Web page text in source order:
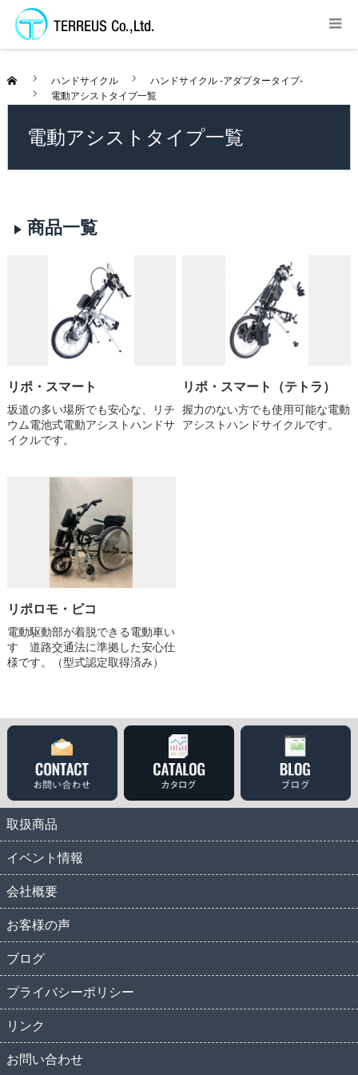
ハンドサイクル
ハンドサイクル -アダプタータイプ-
電動アシストタイプ一覧
電動アシストタイプ一覧
商品一覧
リポ・スマート
坂道の多い場所でも安心な、リチ
ウム電池式電動アシストハンドサ
イクルです。
リポ・スマート（テトラ）
握力のない方でも使用可能な電動
アシストハンドサイクルです。
リポロモ・ピコ
電動駆動部が着脱できる電動車い
す 道路交通法に準拠した安心仕
様です。（型式認定取得済み）
取扱商品
イベント情報
会社概要
お客様の声
ブログ
プライバシーポリシー
リンク
お問い合わせ